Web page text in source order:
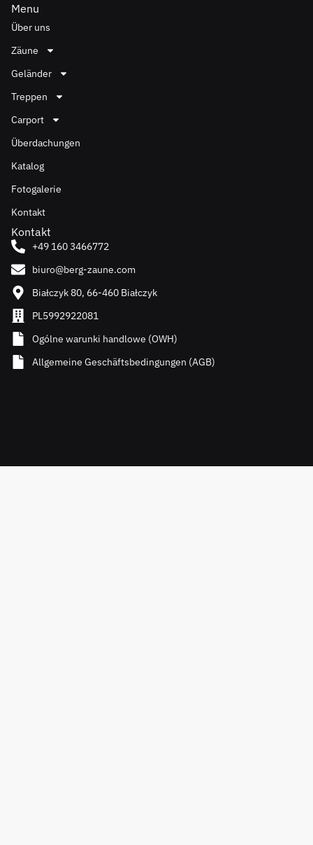
Menu
Über uns
Zäune
Geländer
Treppen
Carport
Überdachungen
Katalog
Fotogalerie
Kontakt
Kontakt
+49 160 3466772
biuro@berg-zaune.com
Białczyk 80, 66-460 Białczyk
PL5992922081
Ogólne warunki handlowe (OWH)
Allgemeine Geschäftsbedingungen (AGB)